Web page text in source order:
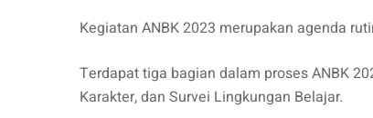
Kegiatan ANBK 2023 merupakan agenda
Terdapat tiga bagian dalam proses ANBK
Karakter, dan Survei Lingkungan Belajar.